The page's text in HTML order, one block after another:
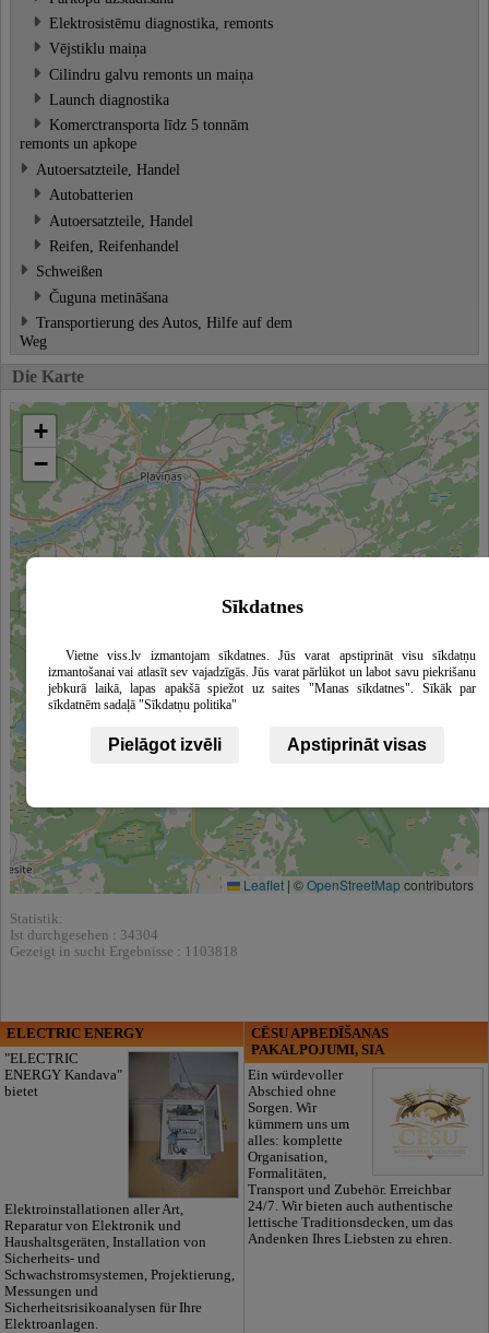
Elektrosistēmu diagnostika, remonts
Vējstiklu maiņa
Cilindru galvu remonts un maiņa
Launch diagnostika
Komerctransporta līdz 5 tonnām
remonts un apkope
Autoersatzteile, Handel
Autobatterien
Autoersatzteile, Handel
Reifen, Reifenhandel
Schweißen
Čuguna metināšana
Transportierung des Autos, Hilfe auf dem
Weg
Die Karte
+
−
Leaflet | ©OpenStreetMapcontributors
Statistik:
Ist durchgesehen : 34304
Gezeigt in sucht Ergebnisse : 1103818
ELECTRIC ENERGY
"ELECTRIC
ENERGY Kandava"
bietet
Elektroinstallationen aller Art,
Reparatur von Elektronik und
Haushaltsgeräten, Installation von
Sicherheits- und
Schwachstromsystemen, Projektierung,
Messungen und
Sicherheitsrisikoanalysen für Ihre
Elektroanlagen.
CĒSU APBEDĪŠANAS
PAKALPOJUMI, SIA
Ein würdevoller
Abschied ohne
Sorgen. Wir
kümmern uns um
alles: komplette
Organisation,
Formalitäten,
Transport und Zubehör. Erreichbar
24/7. Wir bieten auch authentische
lettische Traditionsdecken, um das
Andenken Ihres Liebsten zu ehren.
Sīkdatnes
Vietne viss.lv izmantojam sīkdatnes. Jūs varat apstiprināt visu sīkdatņu
izmantošanai vai atlasīt sev vajadzīgās. Jūs varat pārlūkot un labot savu piekrišanu
jebkurā laikā, lapas apakšā spiežot uz saites "Manas sīkdatnes". Sīkāk par
sīkdatnēm sadaļā "Sīkdatņu politika"
Pielāgot izvēli Apstiprināt visas